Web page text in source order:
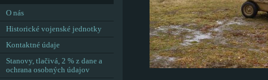
O nás
Historické vojenské jednotky
Kontaktné údaje
Stanovy, tlačivá, 2 % z dane a
ochrana osobných údajov